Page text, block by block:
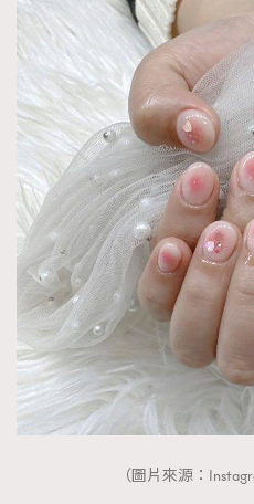
（圖片來源：